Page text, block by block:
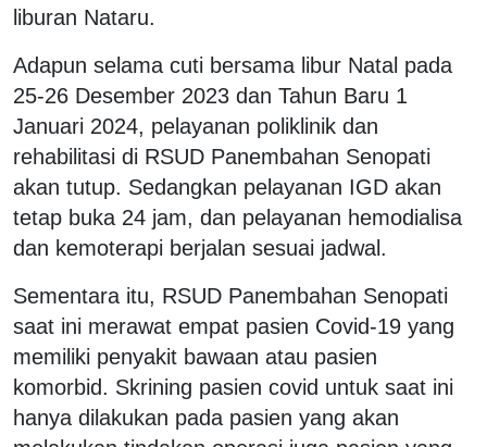
liburan Nataru.
Adapun selama cuti bersama libur Natal pada
25-26 Desember 2023 dan Tahun Baru 1
Januari 2024, pelayanan poliklinik dan
rehabilitasi di RSUD Panembahan Senopati
akan tutup. Sedangkan pelayanan IGD akan
tetap buka 24 jam, dan pelayanan hemodialisa
dan kemoterapi berjalan sesuai jadwal.
Sementara itu, RSUD Panembahan Senopati
saat ini merawat empat pasien Covid-19 yang
memiliki penyakit bawaan atau pasien
komorbid. Skrining pasien covid untuk saat ini
hanya dilakukan pada pasien yang akan